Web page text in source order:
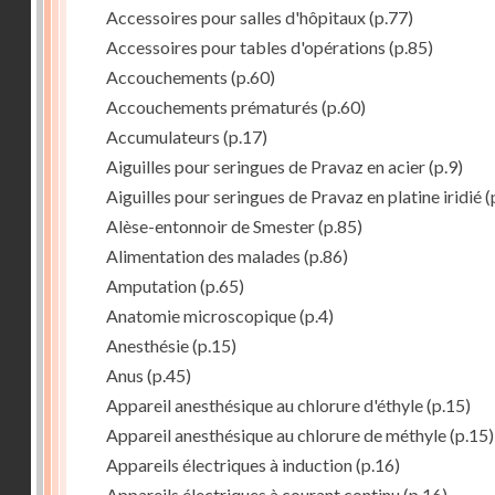
Accessoires pour salles d'hôpitaux(p.77)
Accessoires pour tables d'opérations (p.85)
Accouchements (p.60)
Accouchements prématurés (p.60)
Accumulateurs (p.17)
Aiguilles pour seringues de Pravaz en acier(p.9)
Aiguilles pour seringues de Pravaz en platine iridié
Alèse-entonnoir de Smester(p.85)
Alimentation des malades (p.86)
Amputation(p.65)
Anatomie microscopique(p.4)
Anesthésie(p.15)
Anus (p.45)
Appareil anesthésique au chlorure d'éthyle(p.15)
Appareil anesthésique au chlorure de méthyle(p.15)
Appareils électriques à induction(p.16)